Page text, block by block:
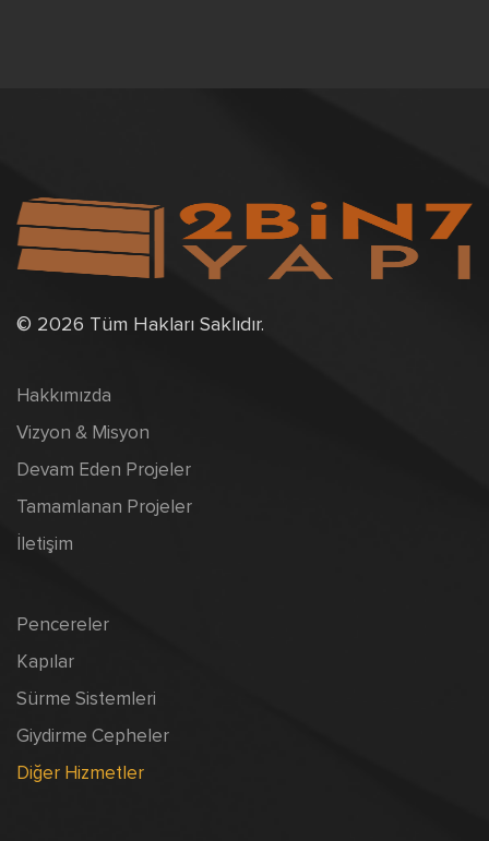
© 2026 Tüm Hakları Saklıdır.
Hakkımızda
Vizyon & Misyon
Devam Eden Projeler
Tamamlanan Projeler
İletişim
Pencereler
Kapılar
Sürme Sistemleri
Giydirme Cepheler
Diğer Hizmetler